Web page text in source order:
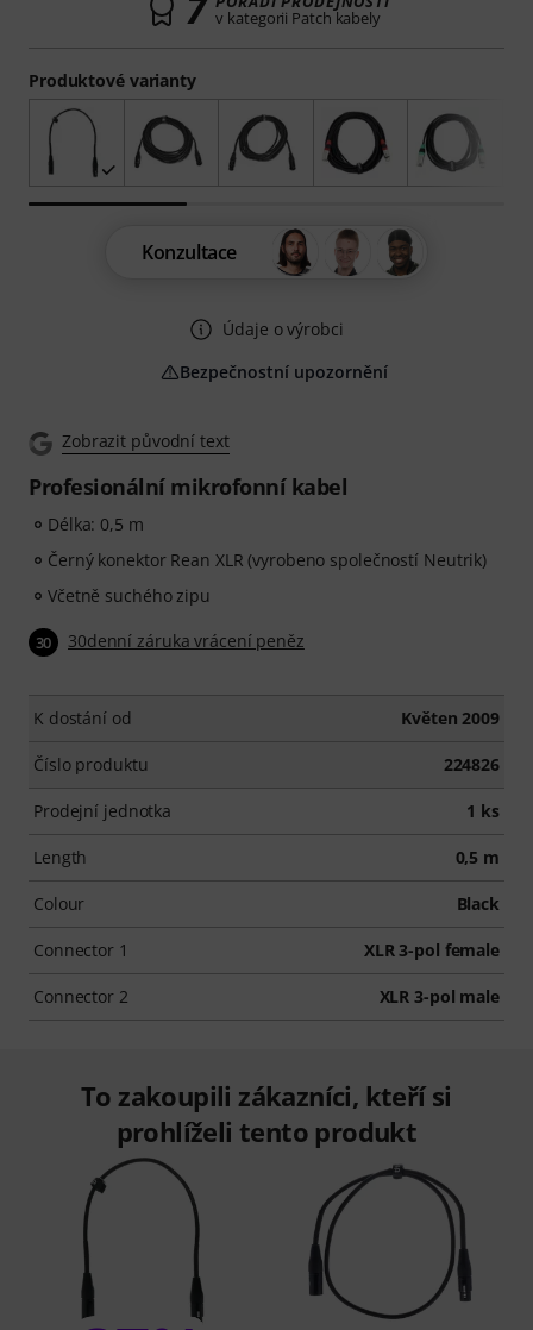
Zobrazit původní text
Profesionální mikrofonní kabel
Délka: 0,5 m
Černý konektor Rean XLR (vyrobeno společností Neutrik)
Včetně suchého zipu
30 30denní záruka vrácení peněz
K dostání od Květen 2009
Číslo produktu 224826
Prodejní jednotka 1 ks
Length 0,5 m
Colour Black
Connector 1 XLR 3-pol female
Connector 2 XLR 3-pol male
Produktové varianty
v kategorii Patch kabely
Konzultace
Údaje o výrobci
Bezpečnostní upozornění
To zakoupili zákazníci, kteří si
prohlíželi tento produkt